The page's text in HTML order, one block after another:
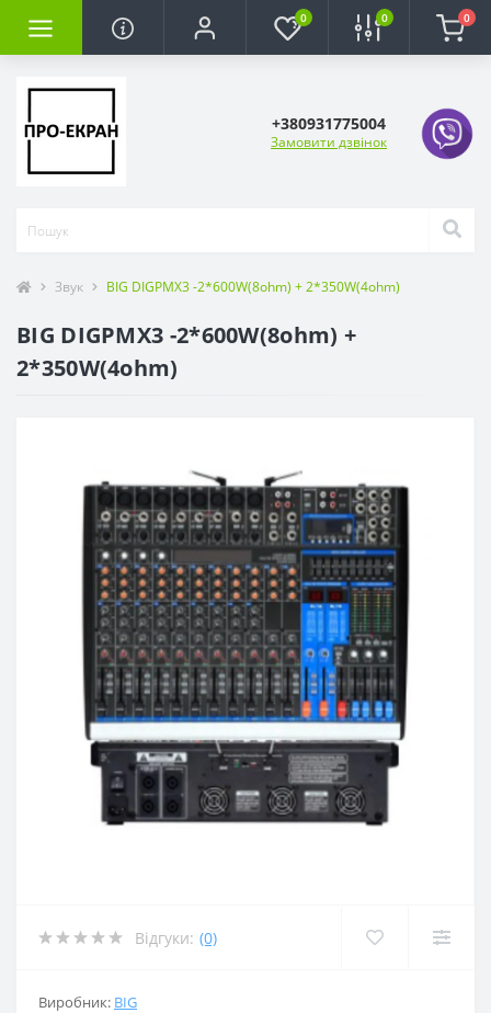
0 0 0
+380931775004
Замовити дзвінок
Звук BIG DIGPMX3 -2*600W(8ohm) + 2*350W(4ohm)
BIG DIGPMX3 -2*600W(8ohm) +
2*350W(4ohm)
Відгуки: (0)
Виробник: BIG